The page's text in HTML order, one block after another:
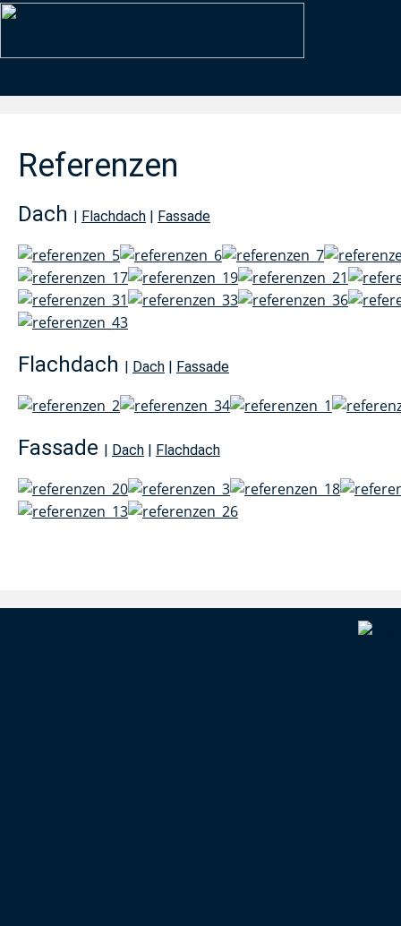
Referenzen
Dach | Flachdach | Fassade
Flachdach | Dach | Fassade
Fassade | Dach | Flachdach